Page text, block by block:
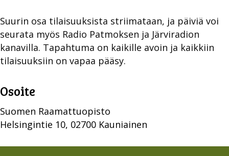
Suurin osa tilaisuuksista striimataan, ja päiviä voi
seurata myös Radio Patmoksen ja Järviradion
kanavilla. Tapahtuma on kaikille avoin ja kaikkiin
tilaisuuksiin on vapaa pääsy.
Osoite
Suomen Raamattuopisto
Helsingintie 10, 02700 Kauniainen